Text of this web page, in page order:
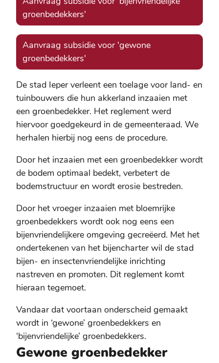
groenbedekkers'
Aanvraag subsidie voor 'gewone
groenbedekkers'
De stad Ieper verleent een toelage voor land- en
tuinbouwers die hun akkerland inzaaien met
een groenbedekker. Het reglement werd
hiervoor goedgekeurd in de gemeenteraad. We
herhalen hierbij nog eens de procedure.
Door het inzaaien met een groenbedekker wordt
de bodem optimaal bedekt, verbetert de
bodemstructuur en wordt erosie bestreden.
Door het vroeger inzaaien met bloemrijke
groenbedekkers wordt ook nog eens een
bijenvriendelijkere omgeving gecreëerd. Met het
ondertekenen van het bijencharter wil de stad
bijen- en insectenvriendelijke inrichting
nastreven en promoten. Dit reglement komt
hieraan tegemoet.
Vandaar dat voortaan onderscheid gemaakt
wordt in ‘gewone’ groenbedekkers en
‘bijenvriendelijke’ groenbedekkers.
Gewone groenbedekker